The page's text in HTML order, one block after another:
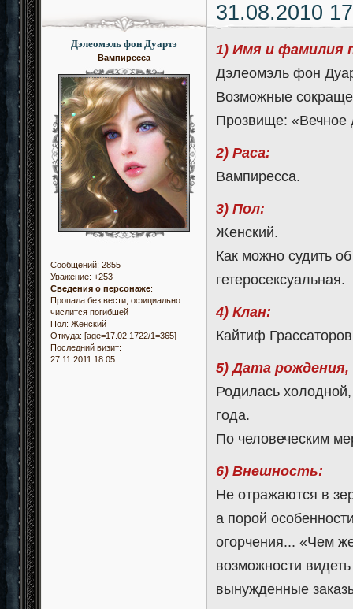
31.08.2010
Дэлеомэль фон Дуартэ
Вампиресса
Сообщений: 2855
Уважение: +253
Сведения о персонаже:
Пропала без вести, официально
числится погибшей
Пол: Женский
Откуда: [age=17.02.1722/1=365]
Последний визит:
27.11.2011 18:05
1) Имя и фамилия
Дэлеомэль фон
Возможные
Прозвище: «Вечное
2) Раса:
Вампиресса.
3) Пол:
Женский.
Как можно судить
гетеросексуальная.
4) Клан:
Кайтиф
5) Дата рождения,
Родилась
года.
По человеческим
6) Внешность:
Не отражаются в
а порой
огорчения... «Чем
возможности
вынужденные